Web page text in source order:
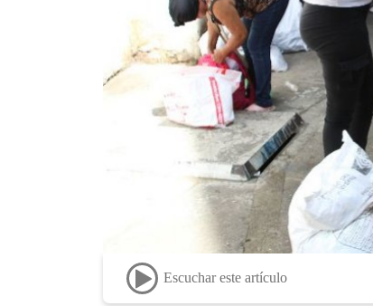
Escuchar este artículo